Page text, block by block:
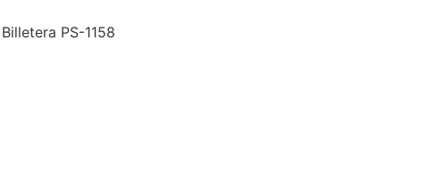
PS-1158